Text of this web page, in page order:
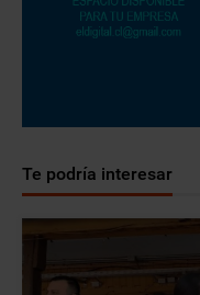
Te podría interesar